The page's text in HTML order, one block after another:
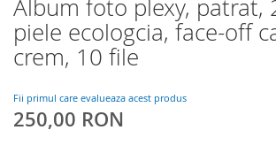
Album foto plexy, patrat,
piele ecologcia, face-off
crem, 10 file
Fii primul care evalueaza acest produs
250,00 RON
to
the
beginning
the
images
gallery